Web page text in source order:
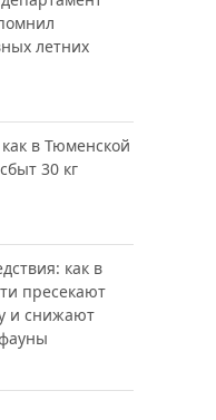
летних
в Тюменской
30 кг
как в
пресекают
и снижают